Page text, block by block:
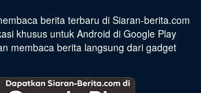
berita terbaru di Siaran-berita.com
khusus untuk Android di Google Play
membaca berita langsung dari gadget